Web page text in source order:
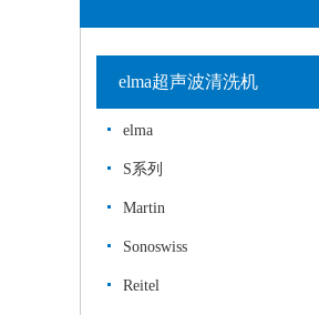
elma超声波清洗机
elma
S系列
Martin
Sonoswiss
Reitel